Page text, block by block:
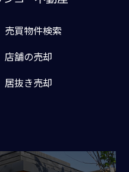
売買物件検索
店舗の売却
居抜き売却